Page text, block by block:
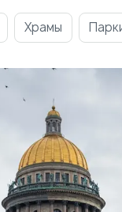
Храмы